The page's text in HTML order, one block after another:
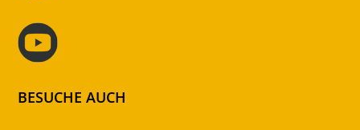
BESUCHE AUCH